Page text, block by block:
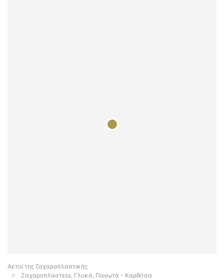
Αετοί της ζαχαροπλαστικής
Ζαχαροπλαστεία, Γλυκά, Παγωτά - Καρδίτσα